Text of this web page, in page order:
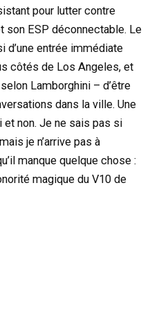
pour lutter contre
son ESP déconnectable. Le
d’une entrée immédiate
côtés de Los Angeles, et
Lamborghini – d’être
dans la ville. Une
et non. Je ne sais pas si
je n’arrive pas à
manque quelque chose :
magique du V10 de